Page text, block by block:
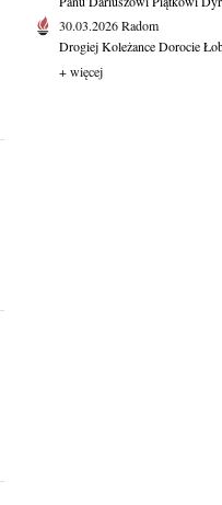
30.03.2026Radom
Drogiej Koleżance Dorocie
+ więcej